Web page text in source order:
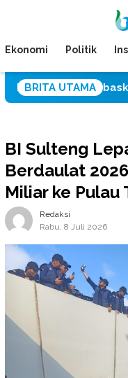
Mobile
Ekonomi Politik
BRITA UTAMA
Bebaskan Tersangka
BI Sulteng
Berdaulat
Miliar ke Pulau
Redaksi
Rabu, 8 Juli 2026